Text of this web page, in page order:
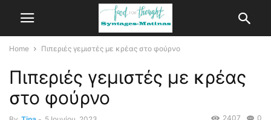
Home Πιπεριές γεμιστές με κρέας στο φούρνο
Πιπεριές γεμιστές με κρέας
στο φούρνο
0
2407